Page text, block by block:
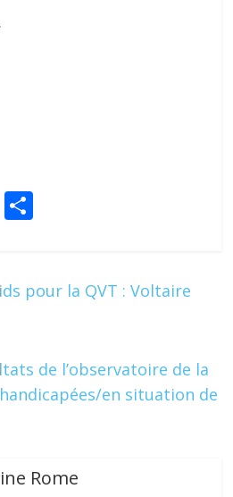
Pi
e g
pour la QVT : Voltaire
de l’observatoire de la
en situation de
Rome